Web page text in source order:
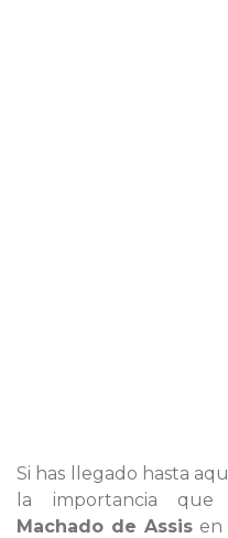
Si has llegado hasta
la importancia
Machado de Assis en